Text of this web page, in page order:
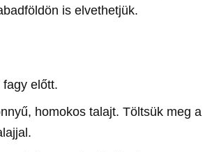
is elvethetjük.
előtt.
homokos talajt. Töltsük meg a